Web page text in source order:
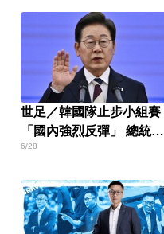
世足／韓國隊止步小組賽
「國內強烈反彈」 總統李
在明發聲
6/28